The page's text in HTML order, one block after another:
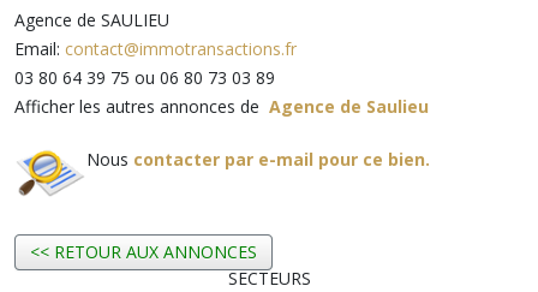
Agence de SAULIEU
Email: contact@immotransactions.fr
03 80 64 39 75 ou 06 80 73 03 89
Afficher les autres annonces de Agence de Saulieu
Nous contacter par e-mail pour ce bien.
<< RETOUR AUX ANNONCES
SECTEURS